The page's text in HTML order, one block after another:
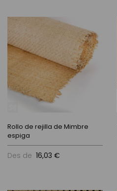
Rollo de rejilla de Mimbre
espiga
Des de 16,03 €